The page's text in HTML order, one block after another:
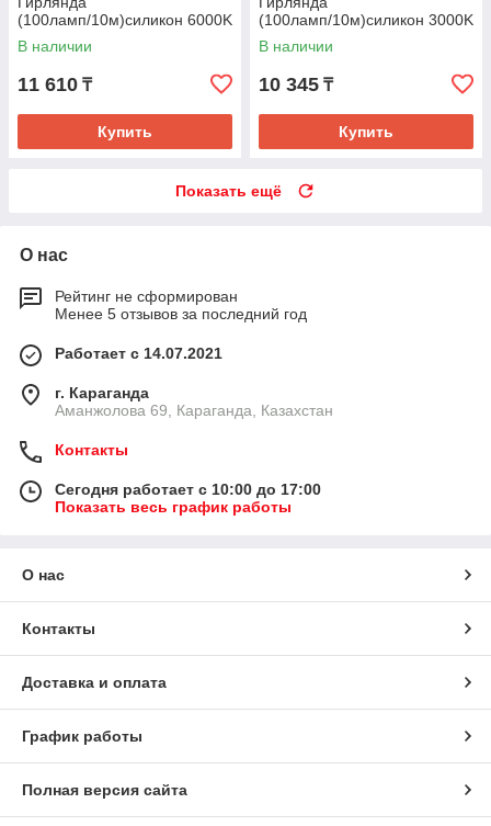
(100ламп/10м)силикон 6000K
В наличии
11 610 ₸
Купить
(100ламп/10м)силикон 3000K
В наличии
10 345 ₸
Купить
Показать ещё
О нас
Рейтинг не сформирован
Менее 5 отзывов за последний год
Работает с 14.07.2021
г. Караганда
Аманжолова 69, Караганда, Казахстан
Контакты
Сегодня работает с 10:00 до 17:00
Показать весь график работы
О нас
Контакты
Доставка и оплата
График работы
Полная версия сайта